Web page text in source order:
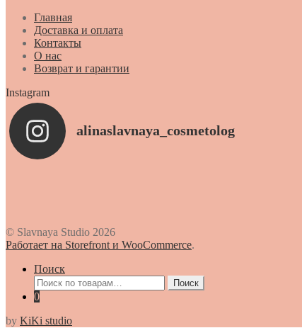
Главная
Доставка и оплата
Контакты
О нас
Возврат и гарантии
Instagram
alinaslavnaya_cosmetolog
© Slavnaya Studio 2026
Работает на Storefront и WooCommerce.
Поиск
Искать:
Поиск
0
by KiKi studio